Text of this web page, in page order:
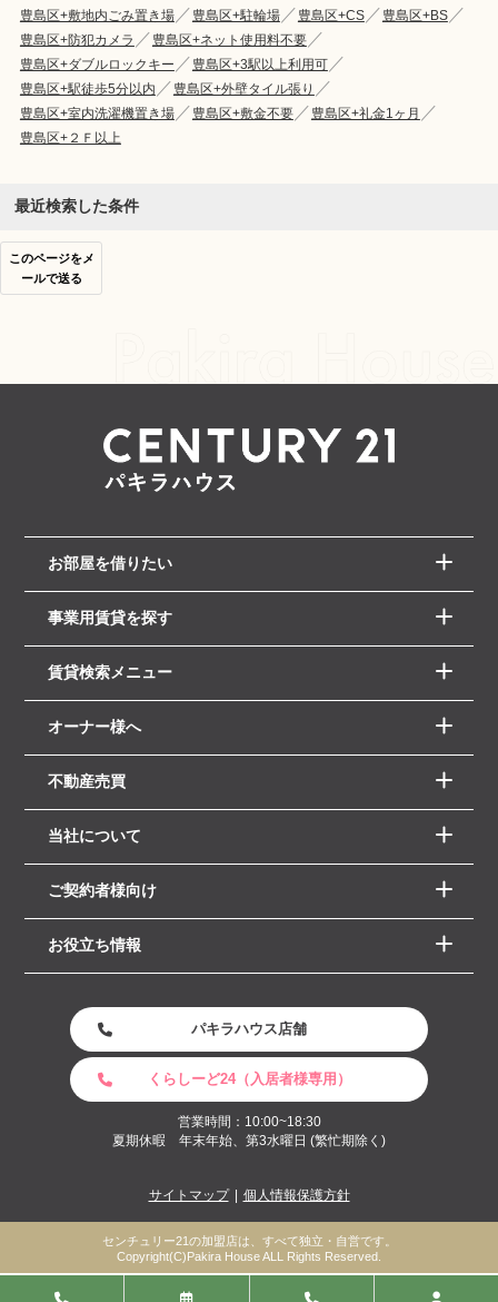
豊島区+敷地内ごみ置き場
豊島区+駐輪場 豊島区+CS
豊島区+BS
豊島区+防犯カメラ
豊島区+ネット使用料不要
豊島区+ダブルロックキー
豊島区+3駅以上利用可
豊島区+駅徒歩5分以内
豊島区+外壁タイル張り
豊島区+室内洗濯機置き場
豊島区+敷金不要
豊島区+礼金1ヶ月
豊島区+２Ｆ以上
最近検索した条件
このページをメ
ールで送る
お部屋を借りたい
事業用賃貸を探す
賃貸検索メニュー
オーナー様へ
不動産売買
当社について
ご契約者様向け
お役立ち情報
パキラハウス店舗
くらしーど24（入居者様専用）
営業時間：10:00~18:30
夏期休暇 年末年始、第3水曜日 (繁忙期除く)
サイトマップ 個人情報保護方針
センチュリー21の加盟店は、すべて独立・自営です。
Copyright(C)Pakira House ALL Rights Reserved.